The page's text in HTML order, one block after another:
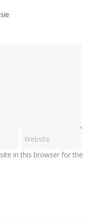
in this browser for the